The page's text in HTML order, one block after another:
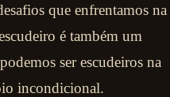
que enfrentamos na
é também um
ser escudeiros na
incondicional.